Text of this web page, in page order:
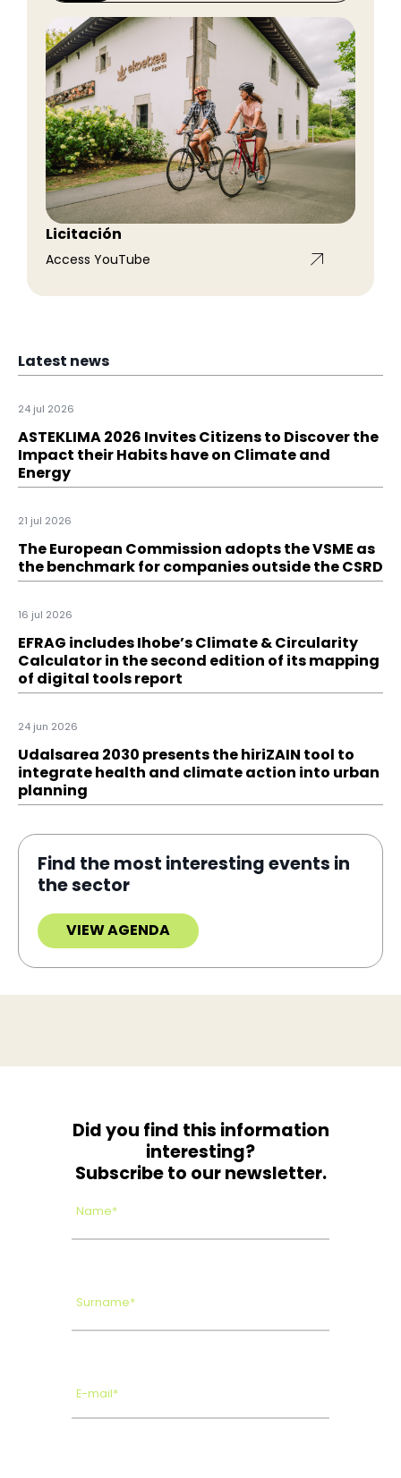
Licitación
Access YouTube
Latest news
24 jul 2026
ASTEKLIMA 2026 Invites Citizens to Discover the
Impact their Habits have on Climate and
Energy
21 jul 2026
The European Commission adopts the VSME as
the benchmark for companies outside the CSRD
16 jul 2026
EFRAG includes Ihobe’s Climate & Circularity
Calculator in the second edition of its mapping
of digital tools report
24 jun 2026
Udalsarea 2030 presents the hiriZAIN tool to
integrate health and climate action into urban
planning
Find the most interesting events in
the sector
VIEW AGENDA
Did you find this information
interesting?
Subscribe to our newsletter.
Name*
Surname*
E-mail*